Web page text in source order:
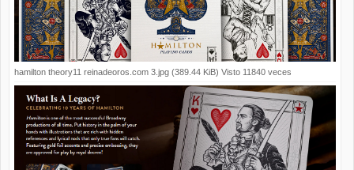
hamilton theory11 reinadeoros.com 3.jpg (389.44 KiB) Visto 11840 veces